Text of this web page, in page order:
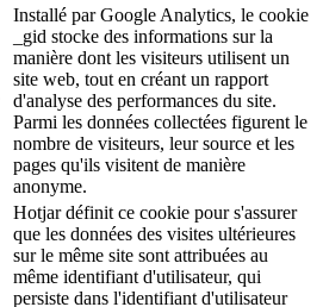
Installé par Google Analytics, le cookie
_gid stocke des informations sur la
manière dont les visiteurs utilisent un
site web, tout en créant un rapport
d'analyse des performances du site.
Parmi les données collectées figurent le
nombre de visiteurs, leur source et les
pages qu'ils visitent de manière
anonyme.
Hotjar définit ce cookie pour s'assurer
que les données des visites ultérieures
sur le même site sont attribuées au
même identifiant d'utilisateur, qui
persiste dans l'identifiant d'utilisateur